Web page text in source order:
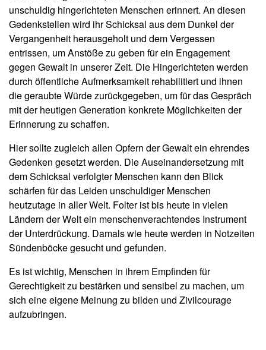
unschuldig hingerichteten Menschen erinnert. An diesen
Gedenkstellen wird ihr Schicksal aus dem Dunkel der
Vergangenheit herausgeholt und dem Vergessen
entrissen, um Anstöße zu geben für ein Engagement
gegen Gewalt in unserer Zeit. Die Hingerichteten werden
durch öffentliche Aufmerksamkeit rehabilitiert und ihnen
die geraubte Würde zurückgegeben, um für das Gespräch
mit der heutigen Generation konkrete Möglichkeiten der
Erinnerung zu schaffen.
Hier sollte zugleich allen Opfern der Gewalt ein ehrendes
Gedenken gesetzt werden. Die Auseinandersetzung mit
dem Schicksal verfolgter Menschen kann den Blick
schärfen für das Leiden unschuldiger Menschen
heutzutage in aller Welt. Folter ist bis heute in vielen
Ländern der Welt ein menschenverachtendes Instrument
der Unterdrückung. Damals wie heute werden in Notzeiten
Sündenböcke gesucht und gefunden.
Es ist wichtig, Menschen in ihrem Empfinden für
Gerechtigkeit zu bestärken und sensibel zu machen, um
sich eine eigene Meinung zu bilden und Zivilcourage
aufzubringen.